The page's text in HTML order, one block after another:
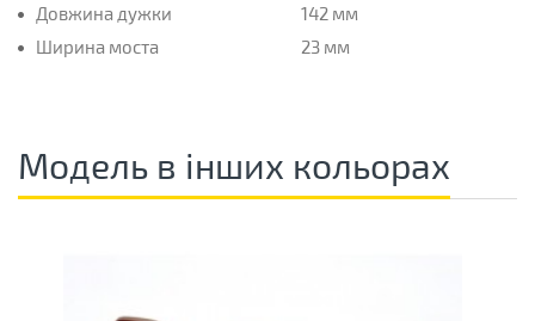
Довжина дужки
142 мм
Ширина моста
23 мм
Модель в інших кольорах